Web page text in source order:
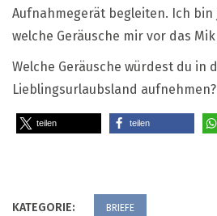
Aufnahmegerät begleiten. Ich
welche Geräusche mir vor das
Welche Geräusche würdest du in
Lieblingsurlaubsland aufnehmen?
teilen teilen
KATEGORIE: BRIEFE